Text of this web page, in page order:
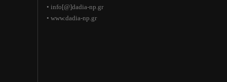
• info[@]dadia-np.gr
• www.dadia-np.gr